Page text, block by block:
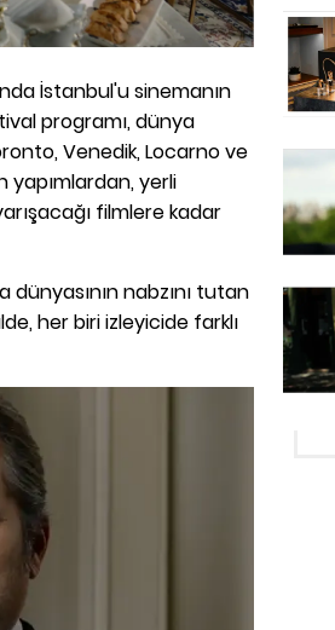
İstanbul'u sinemanın
programı, dünya
Venedik, Locarno ve
yerli
filmlere kadar
dünyasının nabzını tutan
her biri izleyicide farklı